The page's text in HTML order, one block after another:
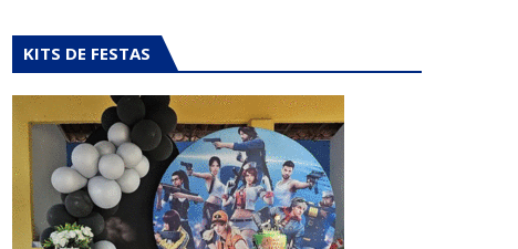
KITS DE FESTAS